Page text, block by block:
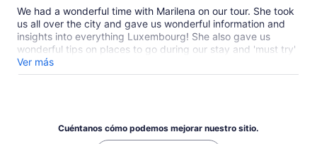
We had a wonderful time with Marilena on our tour. She took
us all over the city and gave us wonderful information and
insights into everything Luxembourg! She also gave us
wonderful tips on places to go during our stay and 'must try'
favorites to have while we're here. It was the perfect way to
begin our time in Luxembourg City.
Ver más
Cuéntanos cómo podemos mejorar nuestro sitio.